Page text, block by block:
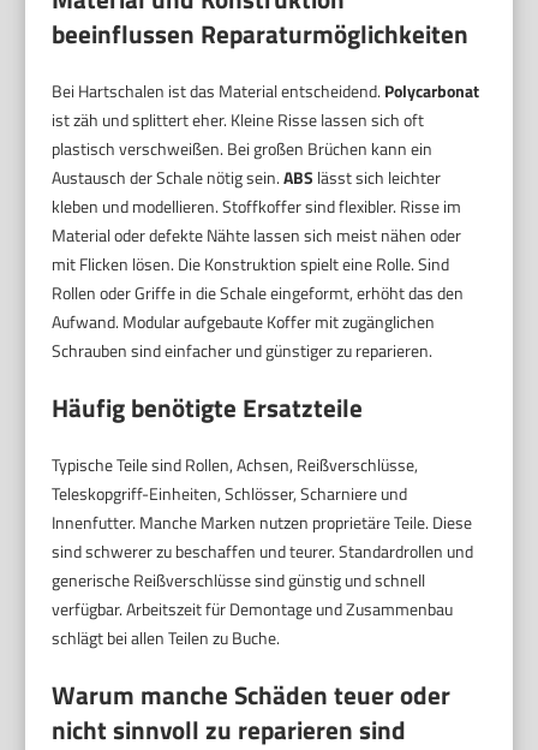
beeinflussen Reparaturmöglichkeiten
Bei Hartschalen ist das Material entscheidend. Polycarbonat
ist zäh und splittert eher. Kleine Risse lassen sich oft
plastisch verschweißen. Bei großen Brüchen kann ein
Austausch der Schale nötig sein.ABS lässt sich leichter
kleben und modellieren. Stoffkoffer sind flexibler. Risse im
Material oder defekte Nähte lassen sich meist nähen oder
mit Flicken lösen. Die Konstruktion spielt eine Rolle. Sind
Rollen oder Griffe in die Schale eingeformt, erhöht das den
Aufwand. Modular aufgebaute Koffer mit zugänglichen
Schrauben sind einfacher und günstiger zu reparieren.
Häufig benötigte Ersatzteile
Typische Teile sind Rollen, Achsen, Reißverschlüsse,
Teleskopgriff-Einheiten, Schlösser, Scharniere und
Innenfutter. Manche Marken nutzen proprietäre Teile. Diese
sind schwerer zu beschaffen und teurer. Standardrollen und
generische Reißverschlüsse sind günstig und schnell
verfügbar. Arbeitszeit für Demontage und Zusammenbau
schlägt bei allen Teilen zu Buche.
Warum manche Schäden teuer oder
nicht sinnvoll zu reparieren sind